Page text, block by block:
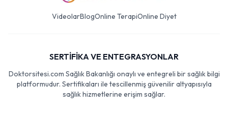
VideolarBlogOnline TerapiOnline Diyet
SERTİFİKA VE ENTEGRASYONLAR
Doktorsitesi.com Sağlık Bakanlığı onaylı ve entegreli bir sağlık bilgi
platformudur. Sertifikaları ile tescillenmiş güvenilir altyapısıyla
sağlık hizmetlerine erişim sağlar.